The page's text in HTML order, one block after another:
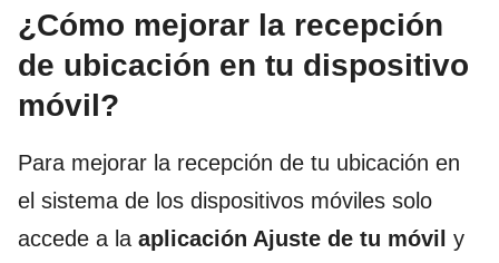
¿Cómo mejorar la recepción
de ubicación en tu dispositivo
móvil?
Para mejorar la recepción de tu ubicación en
el sistema de los dispositivos móviles solo
accede a la aplicación Ajuste de tu móvil y